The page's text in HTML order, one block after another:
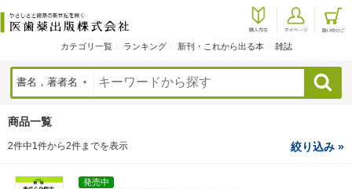
カテゴリ一覧 ランキング 新刊・これから出る本 雑誌
検索
商品一覧
2件中1件から2件までを表示 絞り込み »
発売中